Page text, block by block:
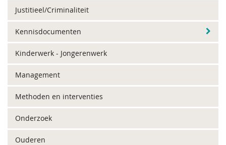
Justitieel/Criminaliteit
Kennisdocumenten
Kinderwerk - Jongerenwerk
Management
Methoden en interventies
Onderzoek
Ouderen